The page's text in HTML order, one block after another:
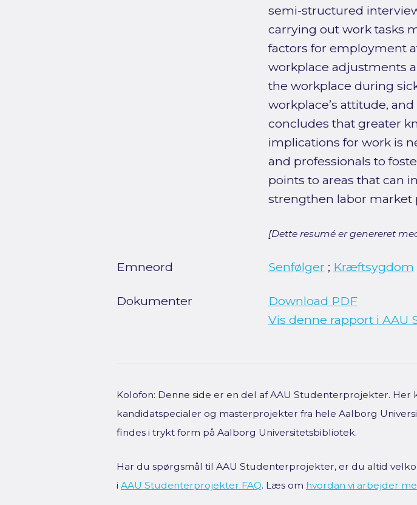
semi-structured
carrying out work tasks
factors for employment
workplace adjustments
the workplace during
workplace’s attitude,
concludes that greater
implications for work is
and professionals to
points to areas that can
strengthen labor market
[Dette resumé er genereret
Emneord Senfølger ; Kræftsygdom
Dokumenter
Download PDF
Vis denne rapport i AAU
Kolofon: Denne side er en del af AAU Studenterprojekter.
kandidatspecialer og masterprojekter fra hele Aalborg
findes i trykt form på Aalborg Universitetsbibliotek.
Har du spørgsmål til AAU Studenterprojekter, er du altid
i AAU Studenterprojekter FAQ. Læs om hvordan vi arbejder